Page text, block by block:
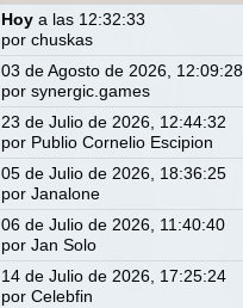
Hoy a las 12:32:33
porchuskas
03 de Agosto de 2026, 12:09:28
porsynergic.games
23 de Julio de 2026, 12:44:32
por Publio Cornelio Escipion
05 de Julio de 2026, 18:36:25
porJanalone
06 de Julio de 2026, 11:40:40
porJan Solo
14 de Julio de 2026, 17:25:24
porCelebfin